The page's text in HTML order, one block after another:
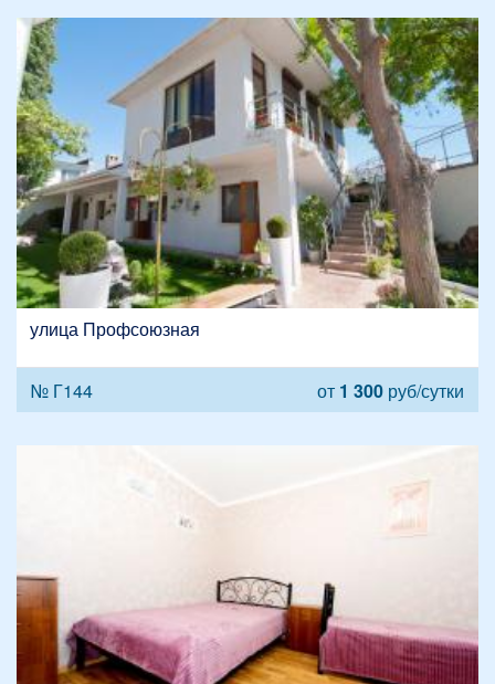
улица Профсоюзная
№ Г144 от 1 300 руб/сутки